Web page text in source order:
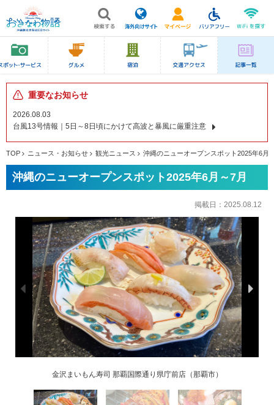
重要なお知らせ
2026.08.03
台風13号情報｜5日～8日頃にかけて高波と暴風に厳重注意
TOP ニュース・お知らせ 観光ニュース 沖縄のニューオープンスポット2025年6月
沖縄のニューオープンスポット2025年6月～7月
掲載日： 2025.08.12
金沢まいもん寿司 那覇国際通り県庁前店（那覇市）
Famille (名護市)
海喜食堂「みき食堂」（本部町）
egg metime.（豊見城市）
CAFE&BAR SUNRISE（久米島町）
OKINAWA Diner Hi31BASE（嘉手納町）